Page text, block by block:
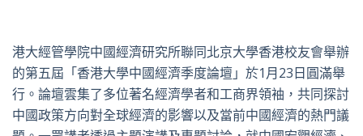
特
書
英
郵
港大經管學院中國經濟研究所聯同北京大學香港校友會舉辦
的第五屆「香港大學中國經濟季度論壇」於1月23日圓滿舉
行。論壇雲集了多位著名經濟學者和工商界領袖，共同探討
中國政策方向對全球經濟的影響以及當前中國經濟的熱門議